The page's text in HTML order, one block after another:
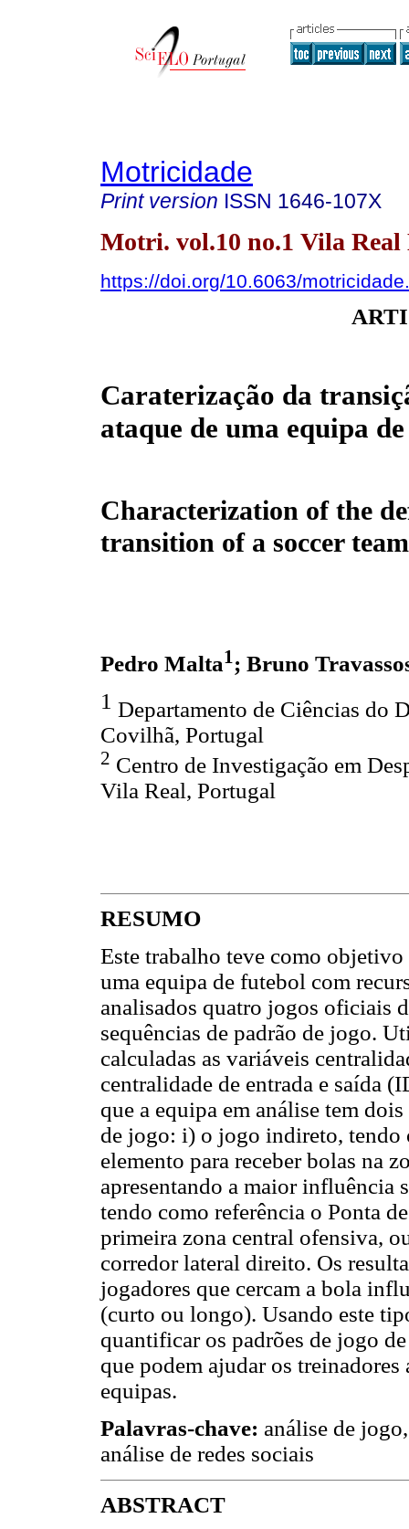
Motricidade
Print version ISSN 1646-107X
Motri. vol.10 no.1 Vila Real
https://doi.org/10.6063/
Caraterização da
ataque de uma equipa
Characterization of the
transition of a soccer team
Pedro Malta1 ; Bruno
1 Departamento de Ciências do
Covilhã, Portugal
2 Centro de Investigação em
Vila Real, Portugal
RESUMO
Este trabalho teve como objetivo
uma equipa de futebol com
analisados quatro jogos oficiais
sequências de padrão de jogo.
calculadas as variáveis
centralidade de entrada e saída
que a equipa em análise tem
de jogo: i) o jogo indireto,
elemento para receber bolas na
apresentando a maior influência
tendo como referência o Ponta
primeira zona central ofensiva,
corredor lateral direito. Os
jogadores que cercam a bola
(curto ou longo). Usando este
quantificar os padrões de jogo
que podem ajudar os treinadores
equipas.
Palavras-chave: análise de
análise de redes sociais
ABSTRACT